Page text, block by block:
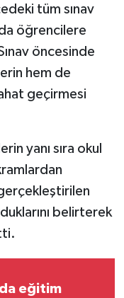
tüm sınav
öğrencilere
öncesinde
hem de
geçirmesi
yanı sıra okul
belirterek
eğitim